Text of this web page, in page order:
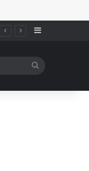
Sidebar